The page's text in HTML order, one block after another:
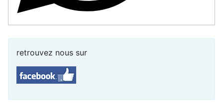
retrouvez nous sur